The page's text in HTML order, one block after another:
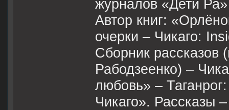
журналов «Дети
Автор книг:
очерки – Чикаго:
Сборник рассказов
Рабодзеенко) –
любовь» –
Чикаго». Рассказы